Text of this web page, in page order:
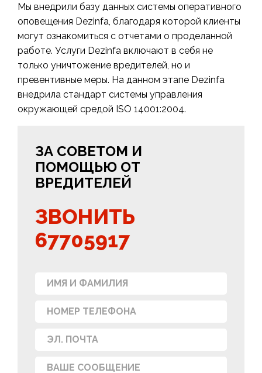
Мы внедрили базу данных системы оперативного
оповещения Dezinfa, благодаря которой клиенты
могут ознакомиться с отчетами о проделанной
работе. Услуги Dezinfa включают в себя не
только уничтожение вредителей, но и
превентивные меры. На данном этапе Dezinfa
внедрила стандарт системы управления
окружающей средой ISO 14001:2004.
ЗА СОВЕТОМ И
ПОМОЩЬЮ ОТ
ВРЕДИТЕЛЕЙ
ЗВОНИТЬ
67705917